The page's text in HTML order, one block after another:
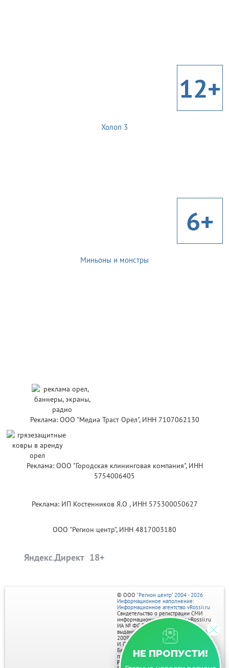
12+
Холоп 3
6+
Миньоны и монстры
Реклама: ООО "Медиа Траст Орёл", ИНН 7107062130
Реклама: ООО "Городская клининговая компания", ИНН
5754006405
Реклама: ИП Костенников Я.О , ИНН 575300050627
ООО "Регион центр", ИНН 4817003180
Яндекс.Директ
НЕ ПРОПУСТИ!
© ООО "Регион центр" 2004 - 2026
Информационное наполнение:
Информационное агентство vRossii.ru
Свидетельство о регистрации СМИ
информационного агентства vRossii.ru
ИА № ФС 77‑35502
выдано РОСКОМНАДЗОРом 04 марта
2009г.
И. О. Главного редактора Нарыков А. Н.
Баннеры на портале размещаются на
правах рекламы.
Реклама на портале: